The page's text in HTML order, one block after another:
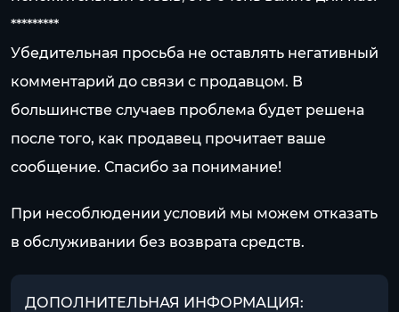
*********
Убедительная просьба не оставлять негативный
комментарий до связи с продавцом. В
большинстве случаев проблема будет решена
после того, как продавец прочитает ваше
сообщение. Спасибо за понимание!
При несоблюдении условий мы можем отказать
в обслуживании без возврата средств.
ДОПОЛНИТЕЛЬНАЯ ИНФОРМАЦИЯ: